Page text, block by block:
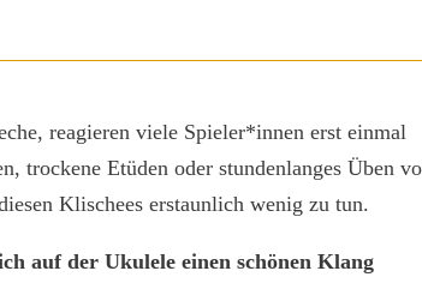
reagieren viele Spieler*innen erst einmal
trockene Etüden oder stundenlanges Üben
Klischees erstaunlich wenig zu tun.
auf der Ukulele einen schönen Klang